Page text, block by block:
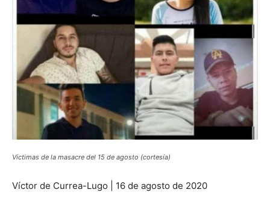
Víctimas de la masacre del 15 de agosto (cortesía)
Víctor de Currea-Lugo | 16 de agosto de 2020